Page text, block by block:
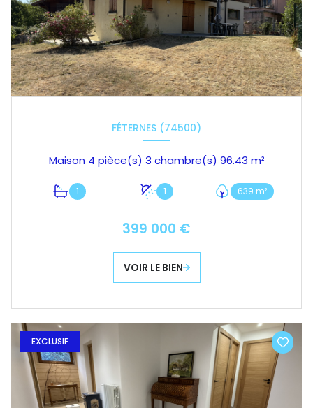
FÉTERNES (74500)
Maison 4 pièce(s) 3 chambre(s) 96.43 m²
1 1 639 m²
399 000 €
VOIR LE BIEN
EXCLUSIF